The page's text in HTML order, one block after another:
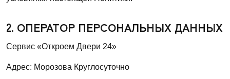
2. ОПЕРАТОР ПЕРСОНАЛЬНЫХ ДАННЫХ
Сервис «Откроем Двери 24»
Адрес: Морозова Круглосуточно